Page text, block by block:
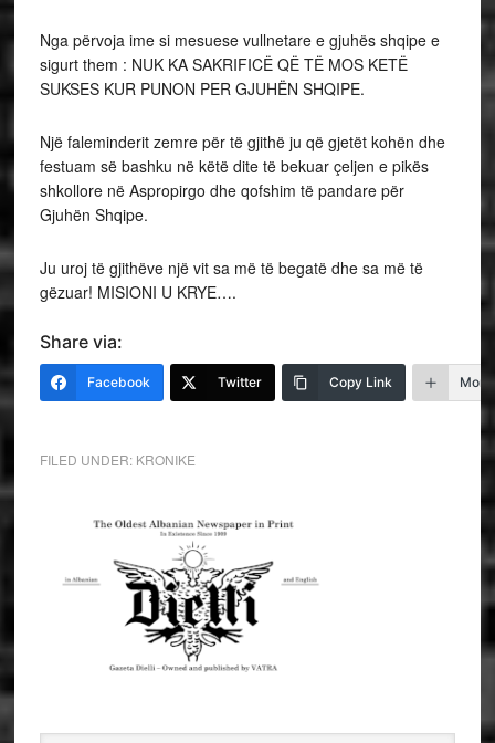
Nga përvoja ime si mesuese vullnetare e gjuhës shqipe e
sigurt them : NUK KA SAKRIFICË QË TË MOS KETË
SUKSES KUR PUNON PER GJUHËN SHQIPE.
Një faleminderit zemre për të gjithë ju që gjetët kohën dhe
festuam së bashku në këtë dite të bekuar çeljen e pikës
shkollore në Aspropirgo dhe qofshim të pandare për
Gjuhën Shqipe.
Ju uroj të gjithëve një vit sa më të begatë dhe sa më të
gëzuar! MISIONI U KRYE….
Share via:
Facebook Twitter Copy Link More
FILED UNDER: KRONIKE